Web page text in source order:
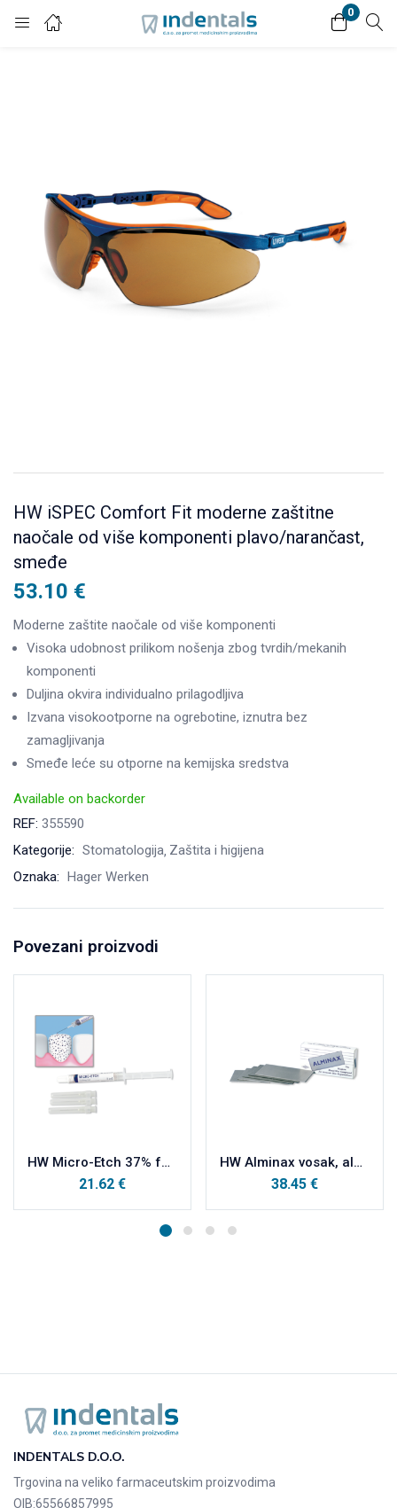
0
Login
Remember me Lost password?
HW iSPEC Comfort Fit moderne zaštitne
naočale od više komponenti plavo/narančast,
smeđe
53.10 €
Moderne zaštite naočale od više komponenti
Visoka udobnost prilikom nošenja zbog tvrdih/mekanih
komponenti
Duljina okvira individualno prilagodljiva
Izvana visokootporne na ogrebotine, iznutra bez
zamagljivanja
Smeđe leće su otporne na kemijska sredstva
Available on backorder
REF: 355590
Kategorije: Stomatologija Zaštita i higijena
Oznaka: Hager Werken
Povezani proizvodi
HW Micro-Etch 37% fosforna kiselina 2ml
21.62 €
HW Alminax vosak, aluminijski vosak 250g
38.45 €
INDENTALS D.O.O.
Trgovina na veliko farmaceutskim proizvodima
OIB:65566857995